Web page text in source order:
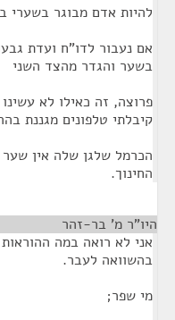
להיות אדם מבוגר בשערי
אם נעבור לדו"ח ועדת
בשער והגדר מהצד השני
פרוצה, זה כאילו לא
קיבלתי טלפונים מגננת
הכרמל שלגן שלה אין
החינוך.
היו"ר מ' בר-זהר
אני לא רואה במה
בהשוואה לעבר.
מי שפר;